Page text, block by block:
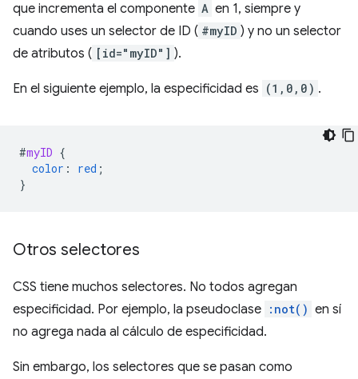
que incrementa el componente A en 1, siempre y
cuando uses un selector de ID ( #myID ) y no un selector
de atributos ( [id="myID"] ).
En el siguiente ejemplo, la especificidad es (1,0,0) .
#myID {
color : red ;
}
Otros selectores
CSS tiene muchos selectores. No todos agregan
especificidad. Por ejemplo, la pseudoclase :not() en sí
no agrega nada al cálculo de especificidad.
Sin embargo, los selectores que se pasan como